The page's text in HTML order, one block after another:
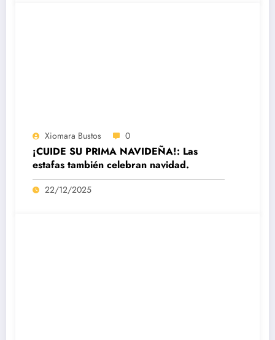
Xiomara Bustos 0
¡CUIDE SU PRIMA NAVIDEÑA!: Las
estafas también celebran navidad.
22/12/2025